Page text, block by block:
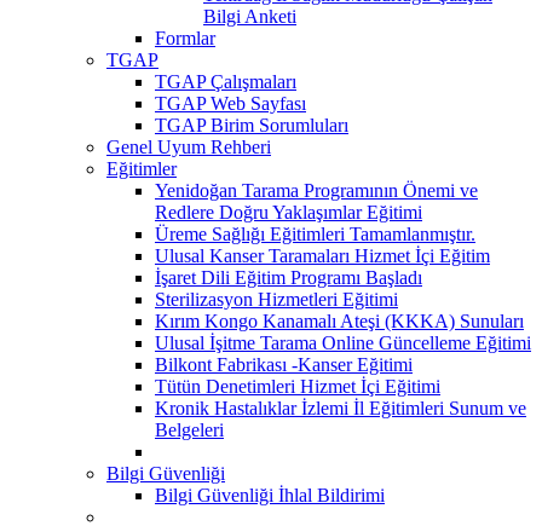
Bilgi Anketi
Formlar
TGAP
TGAP Çalışmaları
TGAP Web Sayfası
TGAP Birim Sorumluları
Genel Uyum Rehberi
Eğitimler
Yenidoğan Tarama Programının Önemi ve
Redlere Doğru Yaklaşımlar Eğitimi
Üreme Sağlığı Eğitimleri Tamamlanmıştır.
Ulusal Kanser Taramaları Hizmet İçi Eğitim
İşaret Dili Eğitim Programı Başladı
Sterilizasyon Hizmetleri Eğitimi
Kırım Kongo Kanamalı Ateşi (KKKA) Sunuları
Ulusal İşitme Tarama Online Güncelleme Eğitimi
Bilkont Fabrikası -Kanser Eğitimi
Tütün Denetimleri Hizmet İçi Eğitimi
Kronik Hastalıklar İzlemi İl Eğitimleri Sunum ve
Belgeleri
Bilgi Güvenliği
Bilgi Güvenliği İhlal Bildirimi